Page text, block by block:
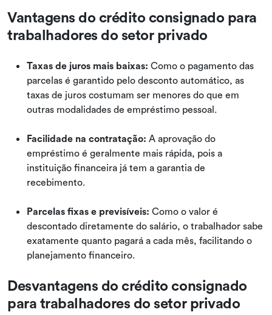
Vantagens do crédito consignado para
trabalhadores do setor privado
Taxas de juros mais baixas: Como o pagamento das
parcelas é garantido pelo desconto automático, as
taxas de juros costumam ser menores do que em
outras modalidades de empréstimo pessoal.
Facilidade na contratação: A aprovação do
empréstimo é geralmente mais rápida, pois a
instituição financeira já tem a garantia de
recebimento.
Parcelas fixas e previsíveis: Como o valor é
descontado diretamente do salário, o trabalhador sabe
exatamente quanto pagará a cada mês, facilitando o
planejamento financeiro.
Desvantagens do crédito consignado
para trabalhadores do setor privado